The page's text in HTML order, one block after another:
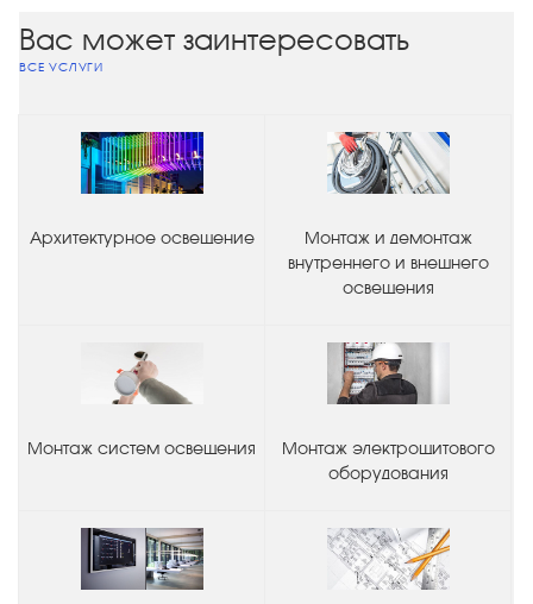
Вас может заинтересовать
ВСЕ УСЛУГИ
Архитектурное освещение
Монтаж и демонтаж
внутреннего и внешнего
освещения
Монтаж систем освещения
Монтаж электрощитового
оборудования